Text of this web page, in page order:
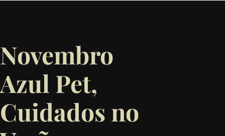
Novembro
Azul Pet,
Cuidados no